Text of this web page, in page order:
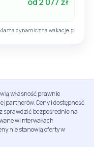
dynamiczna wakacje.pl
własność prawnie
partnerów. Ceny i dostępność
sprawdzić bezpośrednio na
w interwałach
nie stanowią oferty w